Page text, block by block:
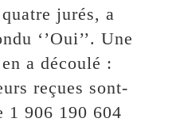
jurés, a
‘’Oui’’. Une
a découlé :
reçues sont-
1 906 190 604